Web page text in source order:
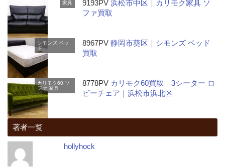
家具 9193PV浜松市中区｜カリモク家具 ソ
ファ買取
シモンズ ベッ
ド
8967PV静岡市葵区｜シモンズ ベッド
買取
カリモク60 ソ
ファ 家具
8778PV カリモク60買取 3シーター ロ
ビーチェア｜浜松市浜北区
著者一覧
hollyhock